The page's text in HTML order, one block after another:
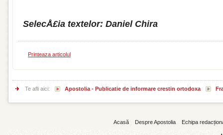
SelecÅ£ia textelor: Daniel Chira
Printeaza articolul
Te afli aici: Apostolia - Publicatie de informare crestin ortodoxa
Acasă Despre Apostolia Echipa